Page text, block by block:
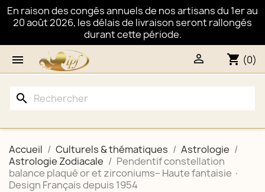
En raison des congés annuels de nos artisans du 1er au
20 août 2026, les délais de livraison seront rallongés
durant cette période.
 shopping_cart (0)

search
Accueil Culturels & thématiques
Astrologie
Astrologie Zodiacale
Pendentif constellation
balance plaqué or et zirconiums– Haute fantaisie ·
Design Français depuis 1954